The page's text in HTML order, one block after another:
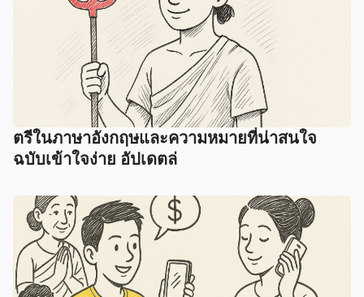
ตรีในภาษาอังกฤษและความหมายที่น่าสนใจ
ฉบับเข้าใจง่าย อัปเดตล่